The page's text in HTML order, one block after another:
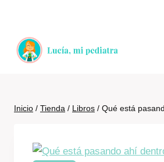
contenido
Inicio / Tienda / Libros / Qué está